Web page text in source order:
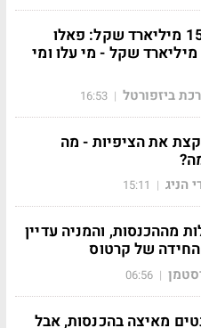
מחזור של 15.8 מיליארד שקל: פאלו
אלטו עם 1.3 מיליארד שקל - מי עלו ומי
ביזפורטל |
16:53
את הציפיות - מה
הניג |
15:11
מההכנסות, והמניה עדיין
|
06:56
מאיצה בהכנסות, אבל